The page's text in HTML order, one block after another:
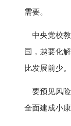
需要。
中央党校教
国，越要化
比发展前少。
要预见风险
全面建成小